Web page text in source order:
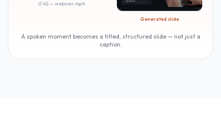
0:42 — webinar.mp4
Generated slide
A spoken moment becomes a titled, structured slide — not just a
caption.